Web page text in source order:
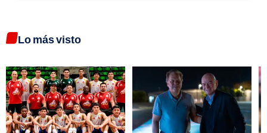
Lo más visto